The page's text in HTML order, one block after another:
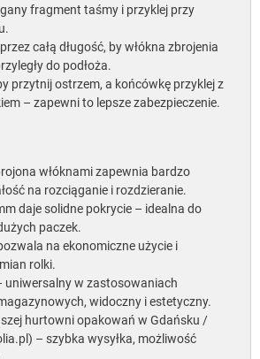
fragment taśmy i przyklej przy
całą długość, by włókna zbrojenia
do podłoża.
przytnij ostrzem, a końcówkę przyklej z
– zapewni to lepsze zabezpieczenie.
włóknami zapewnia bardzo
na rozciąganie i rozdzieranie.
daje solidne pokrycie – idealna do
paczek.
na ekonomiczne użycie i
rolki.
uniwersalny w zastosowaniach
widoczny i estetyczny.
hurtowni opakowań w Gdańsku /
– szybka wysyłka, możliwość